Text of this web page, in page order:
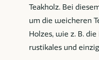
Teakholz. Bei
um die weicheren
Holzes, wie z. B.
rustikales und